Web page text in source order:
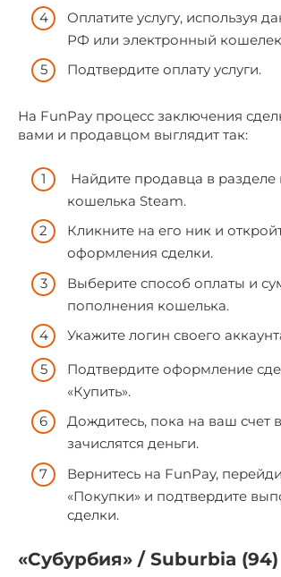
Оплатите услугу, используя
РФ или электронный
Подтвердите оплату услуги.
На FunPay процесс заключения
вами и продавцом выглядит так:
Найдите продавца в
кошелька Steam.
Кликните на его ник и
оформления сделки.
Выберите способ оплаты и
пополнения кошелька.
Укажите логин своего
Подтвердите оформление
«Купить».
Дождитесь, пока на ваш счет
зачислятся деньги.
Вернитесь на FunPay,
«Покупки» и подтвердите
сделки.
«Субурбия» / Suburbia (94)